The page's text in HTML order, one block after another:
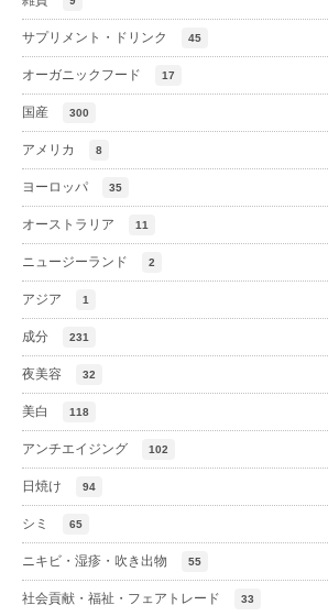
サプリメント・ドリンク 45
オーガニックフード 17
国産 300
アメリカ 8
ヨーロッパ 35
オーストラリア 11
ニュージーランド 2
アジア 1
成分 231
夜美容 32
美白 118
アンチエイジング 102
日焼け 94
シミ 65
ニキビ・湿疹・吹き出物 55
社会貢献・福祉・フェアトレード 33